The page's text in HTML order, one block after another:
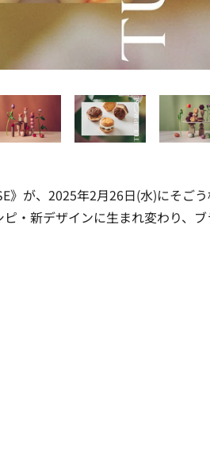
が、 2025年2月26日(水)にそご
・新デザインに生まれ変わり、